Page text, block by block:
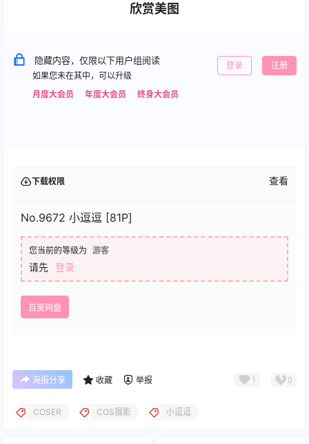
欣赏美图
隐藏内容，仅限以下用户组阅读
如果您未在其中，可以升级
月度大会员
年度大会员 终身大会员
登录 注册
下载权限 查看
No.9672 小逗逗 [81P]
您当前的等级为 游客
请先 登录
百度网盘
海报分享 收藏 举报 1 0
COSER COS摄影 小逗逗